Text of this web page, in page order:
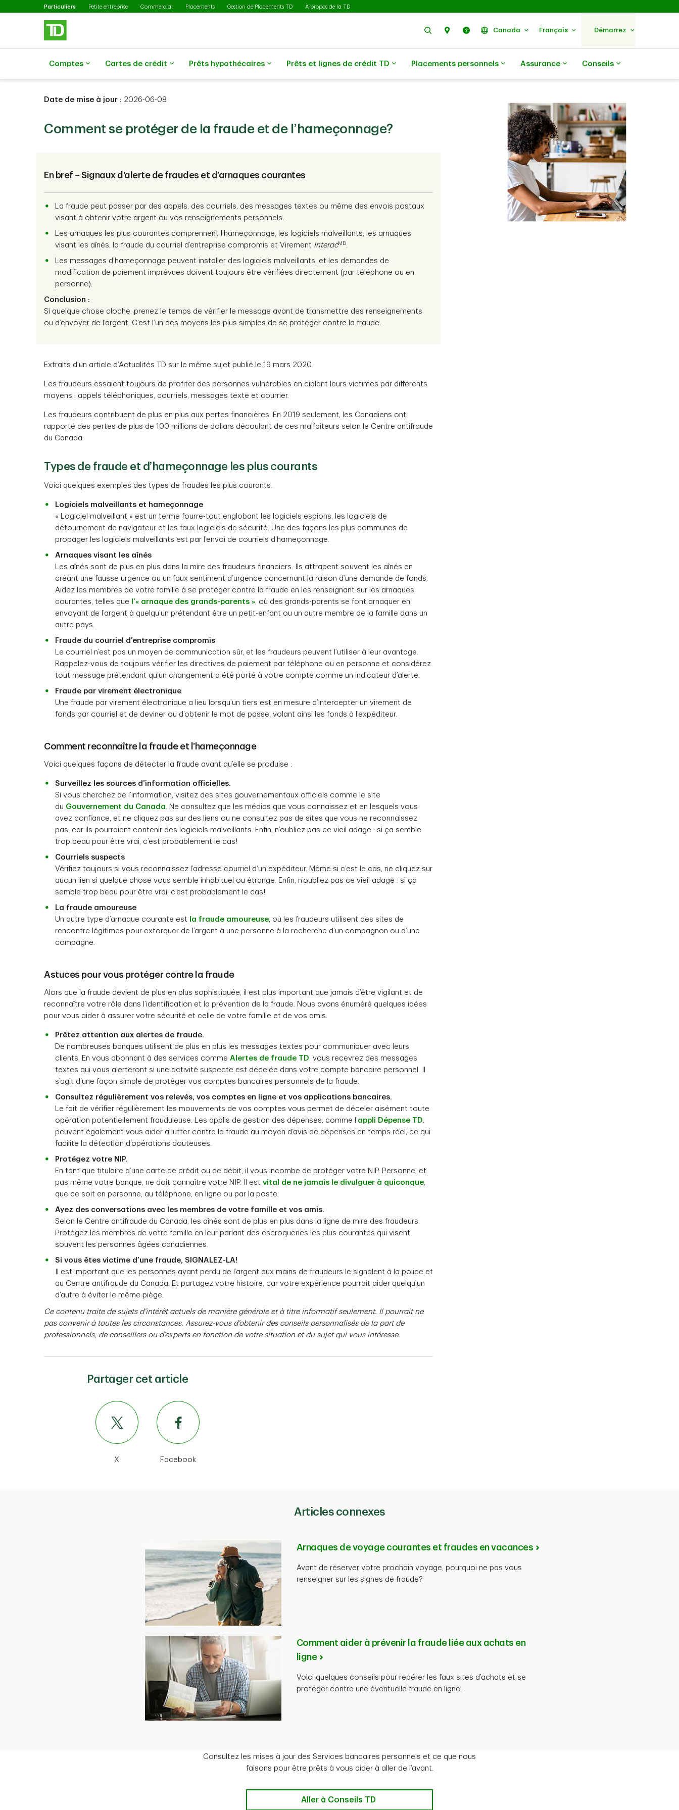
Passer au contenu principal
Particuliers Sélectionné
Petite entreprise Commercial Placements Gestion de Placements TD À propos de la TD
RechercherNous trouver
Aide Canada Français Démarrez
Comptes Cartes de crédit Prêts hypothécaires Prêts et lignes de crédit TD Placements personnels Assurance Conseils
Date de mise à jour : 2026-06-08
Comment se protéger de la fraude et de l’hameçonnage?
En bref – Signaux d’alerte de fraudes et d’arnaques courantes
La fraude peut passer par des appels, des courriels, des messages textes ou même des envois postaux
visant à obtenir votre argent ou vos renseignements personnels.
Les arnaques les plus courantes comprennent l’hameçonnage, les logiciels malveillants, les arnaques
visant les aînés, la fraude du courriel d’entreprise compromis et Virement InteracMD.
Les messages d’hameçonnage peuvent installer des logiciels malveillants, et les demandes de
modification de paiement imprévues doivent toujours être vérifiées directement (par téléphone ou en
personne).
Conclusion :
Si quelque chose cloche, prenez le temps de vérifier le message avant de transmettre des renseignements
ou d’envoyer de l’argent. C’est l’un des moyens les plus simples de se protéger contre la fraude.
Extraits d’un article d’Actualités TD sur le même sujet publié le 19 mars 2020.
Les fraudeurs essaient toujours de profiter des personnes vulnérables en ciblant leurs victimes par différents
moyens : appels téléphoniques, courriels, messages texte et courrier.
Les fraudeurs contribuent de plus en plus aux pertes financières. En 2019 seulement, les Canadiens ont
rapporté des pertes de plus de 100 millions de dollars découlant de ces malfaiteurs selon le Centre antifraude
du Canada.
Types de fraude et d’hameçonnage les plus courants
Voici quelques exemples des types de fraudes les plus courants.
Logiciels malveillants et hameçonnage
« Logiciel malveillant » est un terme fourre-tout englobant les logiciels espions, les logiciels de
détournement de navigateur et les faux logiciels de sécurité. Une des façons les plus communes de
propager les logiciels malveillants est par l’envoi de courriels d’hameçonnage.
Arnaques visant les aînés
Les aînés sont de plus en plus dans la mire des fraudeurs financiers. Ils attrapent souvent les aînés en
créant une fausse urgence ou un faux sentiment d’urgence concernant la raison d’une demande de fonds.
Aidez les membres de votre famille à se protéger contre la fraude en les renseignant sur les arnaques
courantes, telles que
l’« arnaque des grands-parents », où des grands-parents se font arnaquer en
envoyant de l’argent à quelqu’un prétendant être un petit-enfant ou un autre membre de la famille dans un
autre pays.
Fraude du courriel d’entreprise compromis
Le courriel n’est pas un moyen de communication sûr, et les fraudeurs peuvent l’utiliser à leur avantage.
Rappelez-vous de toujours vérifier les directives de paiement par téléphone ou en personne et considérez
tout message prétendant qu’un changement a été porté à votre compte comme un indicateur d’alerte.
Fraude par virement électronique
Une fraude par virement électronique a lieu lorsqu’un tiers est en mesure d’intercepter un virement de
fonds par courriel et de deviner ou d’obtenir le mot de passe, volant ainsi les fonds à l’expéditeur.
Comment reconnaître la fraude et l’hameçonnage
Voici quelques façons de détecter la fraude avant qu’elle se produise :
Surveillez les sources d’information officielles.
Si vous cherchez de l’information, visitez des sites gouvernementaux officiels comme le site
du Gouvernement du Canada. Ne consultez que les médias que vous connaissez et en lesquels vous
avez confiance, et ne cliquez pas sur des liens ou ne consultez pas de sites que vous ne reconnaissez
pas, car ils pourraient contenir des logiciels malveillants. Enfin, n’oubliez pas ce vieil adage : si ça semble
trop beau pour être vrai, c’est probablement le cas!
Courriels suspects
Vérifiez toujours si vous reconnaissez l’adresse courriel d’un expéditeur. Même si c’est le cas, ne cliquez sur
aucun lien si quelque chose vous semble inhabituel ou étrange. Enfin, n’oubliez pas ce vieil adage : si ça
semble trop beau pour être vrai, c’est probablement le cas!
La fraude amoureuse
Un autre type d’arnaque courante est
la fraude amoureuse, où les fraudeurs utilisent des sites de
rencontre légitimes pour extorquer de l’argent à une personne à la recherche d’un compagnon ou d’une
compagne.
Astuces pour vous protéger contre la fraude
Alors que la fraude devient de plus en plus sophistiquée, il est plus important que jamais d’être vigilant et de
reconnaître votre rôle dans l’identification et la prévention de la fraude. Nous avons énuméré quelques idées
pour vous aider à assurer votre sécurité et celle de votre famille et de vos amis.
Prêtez attention aux alertes de fraude.
De nombreuses banques utilisent de plus en plus les messages textes pour communiquer avec leurs
clients. En vous abonnant à des services comme Alertes de fraude TD, vous recevrez des messages
textes qui vous alerteront si une activité suspecte est décelée dans votre compte bancaire personnel. Il
s’agit d’une façon simple de protéger vos comptes bancaires personnels de la fraude.
Consultez régulièrement vos relevés, vos comptes en ligne et vos applications bancaires.
Le fait de vérifier régulièrement les mouvements de vos comptes vous permet de déceler aisément toute
opération potentiellement frauduleuse. Les applis de gestion des dépenses, comme l’appli Dépense TD,
peuvent également vous aider à lutter contre la fraude au moyen d’avis de dépenses en temps réel, ce qui
facilite la détection d’opérations douteuses.
Protégez votre NIP.
En tant que titulaire d’une carte de crédit ou de débit, il vous incombe de protéger votre NIP. Personne, et
pas même votre banque, ne doit connaître votre NIP. Il est vital de ne jamais le divulguer à quiconque,
que ce soit en personne, au téléphone, en ligne ou par la poste.
Ayez des conversations avec les membres de votre famille et vos amis.
Selon le Centre antifraude du Canada, les aînés sont de plus en plus dans la ligne de mire des fraudeurs.
Protégez les membres de votre famille en leur parlant des escroqueries les plus courantes qui visent
souvent les personnes âgées canadiennes.
Si vous êtes victime d’une fraude, SIGNALEZ-LA!
Il est important que les personnes ayant perdu de l’argent aux mains de fraudeurs le signalent à la police et
au Centre antifraude du Canada. Et partagez votre histoire, car votre expérience pourrait aider quelqu’un
d’autre à éviter le même piège.
Ce contenu traite de sujets d’intérêt actuels de manière générale et à titre informatif seulement. Il pourrait ne
pas convenir à toutes les circonstances. Assurez-vous d’obtenir des conseils personnalisés de la part de
professionnels, de conseillers ou d’experts en fonction de votre situation et du sujet qui vous intéresse.
Partager cet article
X Facebook
Articles connexes
Arnaques de voyage courantes et fraudes en vacances
Avant de réserver votre prochain voyage, pourquoi ne pas vous
renseigner sur les signes de fraude?
Comment aider à prévenir la fraude liée aux achats en
ligne
Voici quelques conseils pour repérer les faux sites d’achats et se
protéger contre une éventuelle fraude en ligne.
Consultez les mises à jour des Services bancaires personnels et ce que nous
faisons pour être prêts à vous aider à aller de l’avant.
Aller à Conseils TD